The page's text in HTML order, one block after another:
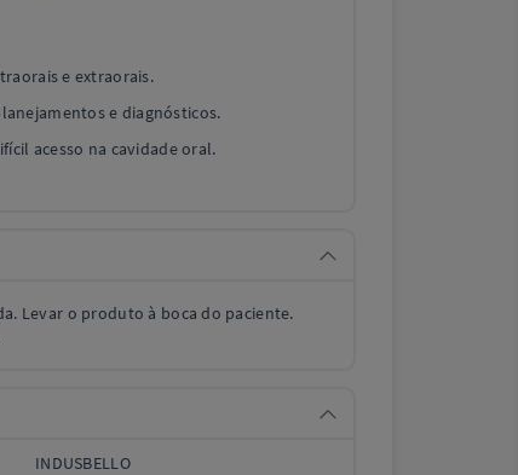
e extraorais.
e diagnósticos.
acesso na cavidade oral.
Levar o produto à boca do paciente.
INDUSBELLO